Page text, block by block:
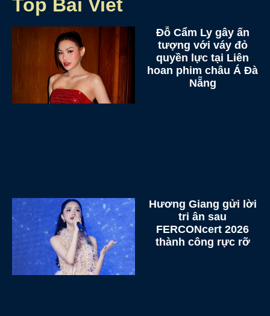
Top Bài Viết
Đỗ Cẩm Ly gây ấn
tượng với váy đỏ
quyền lực tại Liên
hoan phim châu Á Đà
Nẵng
Hương Giang gửi lời
tri ân sau
FERCONcert 2026
thành công rực rỡ